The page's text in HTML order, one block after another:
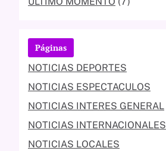
Páginas
NOTICIAS DEPORTES
NOTICIAS ESPECTACULOS
NOTICIAS INTERES GENERAL
NOTICIAS INTERNACIONALES
NOTICIAS LOCALES